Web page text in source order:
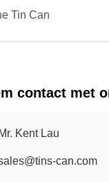
Tin Can
contact met
Mr. Kent Lau
can.com